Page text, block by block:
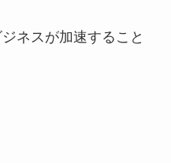
ネスが加速すること